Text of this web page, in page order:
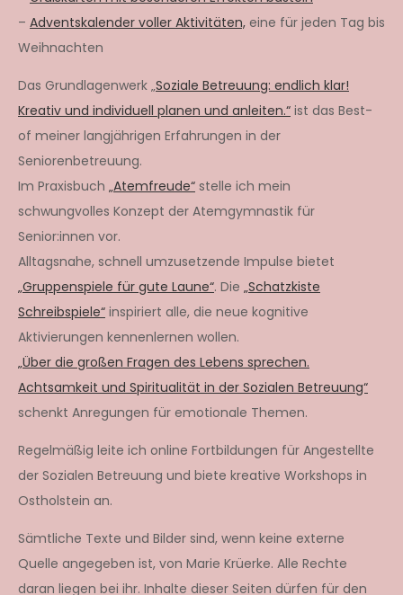
– Adventskalender voller Aktivitäten, eine für jeden Tag bis
Weihnachten
Das Grundlagenwerk „Soziale Betreuung: endlich klar!
Kreativ und individuell planen und anleiten.“ ist das Best-
of meiner langjährigen Erfahrungen in der
Seniorenbetreuung.
Im Praxisbuch „Atemfreude“ stelle ich mein
schwungvolles Konzept der Atemgymnastik für
Senior:innen vor.
Alltagsnahe, schnell umzusetzende Impulse bietet
„Gruppenspiele für gute Laune“. Die „Schatzkiste
Schreibspiele“ inspiriert alle, die neue kognitive
Aktivierungen kennenlernen wollen.
„Über die großen Fragen des Lebens sprechen.
Achtsamkeit und Spiritualität in der Sozialen Betreuung“
schenkt Anregungen für emotionale Themen.
Regelmäßig leite ich online Fortbildungen für Angestellte
der Sozialen Betreuung und biete kreative Workshops in
Ostholstein an.
Sämtliche Texte und Bilder sind, wenn keine externe
Quelle angegeben ist, von Marie Krüerke. Alle Rechte
daran liegen bei ihr. Inhalte dieser Seiten dürfen für den